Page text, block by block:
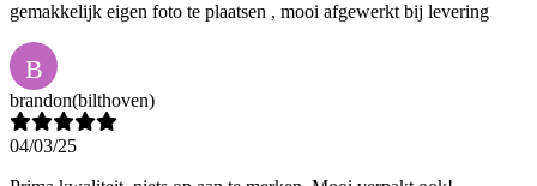
gemakkelijk eigen foto te plaatsen , mooi afgewerkt bij levering
B
brandon(bilthoven)
04/03/25